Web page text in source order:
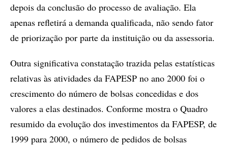
depois da conclusão do processo de avaliação. Ela
apenas refletirá a demanda qualificada, não sendo fator
de priorização por parte da instituição ou da assessoria.
Outra significativa constatação trazida pelas estatísticas
relativas às atividades da FAPESP no ano 2000 foi o
crescimento do número de bolsas concedidas e dos
valores a elas destinados. Conforme mostra o Quadro
resumido da evolução dos investimentos da FAPESP, de
1999 para 2000, o número de pedidos de bolsas